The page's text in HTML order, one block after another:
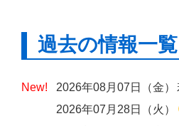
過去の情報一覧
2026年08月07日（金）
2026年07月28日（火）